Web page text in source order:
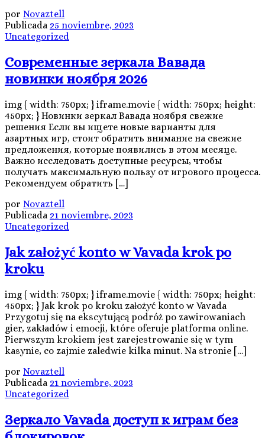
por Novaztell
Publicada 25 noviembre, 2023
Uncategorized
Современные зеркала Вавада
новинки ноября 2026
img { width: 750px; } iframe.movie { width: 750px; height:
450px; } Новинки зеркал Вавада ноября свежие
решения Если вы ищете новые варианты для
азартных игр, стоит обратить внимание на свежие
предложения, которые появились в этом месяце.
Важно исследовать доступные ресурсы, чтобы
получать максимальную пользу от игрового процесса.
Рекомендуем обратить […]
por Novaztell
Publicada 21 noviembre, 2023
Uncategorized
Jak założyć konto w Vavada krok po
kroku
img { width: 750px; } iframe.movie { width: 750px; height:
450px; } Jak krok po kroku założyć konto w Vavada
Przygotuj się na ekscytującą podróż po zawirowaniach
gier, zakładów i emocji, które oferuje platforma online.
Pierwszym krokiem jest zarejestrowanie się w tym
kasynie, co zajmie zaledwie kilka minut. Na stronie […]
por Novaztell
Publicada 21 noviembre, 2023
Uncategorized
Зеркало Vavada доступ к играм без